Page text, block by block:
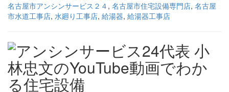
名古屋市アンシンサービス２４ , 名古屋市住宅設備専門店, 名古屋
市水道工事店, 水廻り工事店, 給湯器, 給湯器工事店